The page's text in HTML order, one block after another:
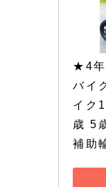
★4年
バイ
イク
歳 5
補助